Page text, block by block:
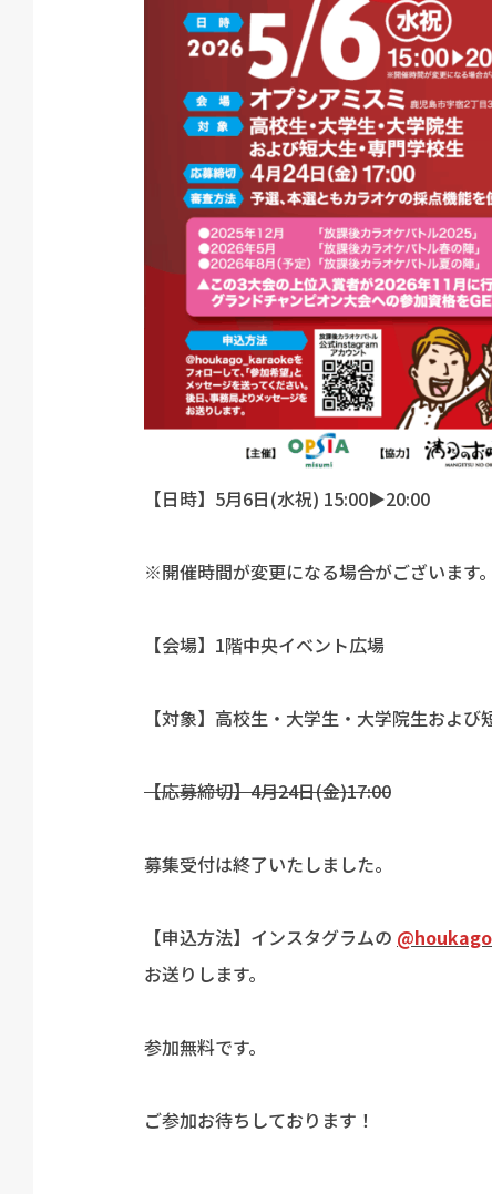
【日時】5月6日(水祝) 15:00▶︎20:00
※開催時間が変更になる場合がございます。
【会場】1階中央イベント広場
【対象】高校生・大学生・大学院生およ
【応募締切】4月24日(金)17:00
募集受付は終了いたしました。
【申込方法】インスタグラムの
お送りします。
参加無料です。
ご参加お待ちしております！